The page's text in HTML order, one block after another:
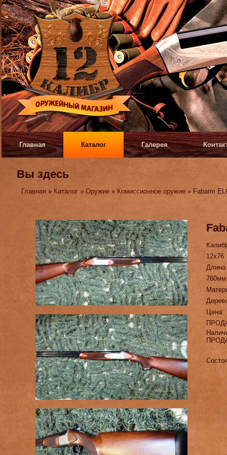
Главная Каталог Галерея
Вы здесь
Главная » Каталог »Оружие » Комиссионное оружие » Fabarm
12х76
760мм
Цена: